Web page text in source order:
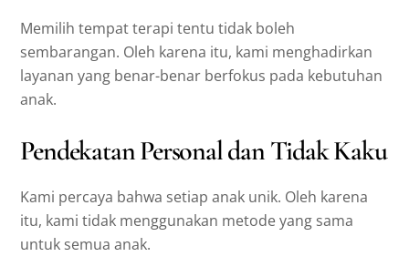
Memilih tempat terapi tentu tidak boleh
sembarangan. Oleh karena itu, kami menghadirkan
layanan yang benar-benar berfokus pada kebutuhan
anak.
Pendekatan Personal dan Tidak Kaku
Kami percaya bahwa setiap anak unik. Oleh karena
itu, kami tidak menggunakan metode yang sama
untuk semua anak.